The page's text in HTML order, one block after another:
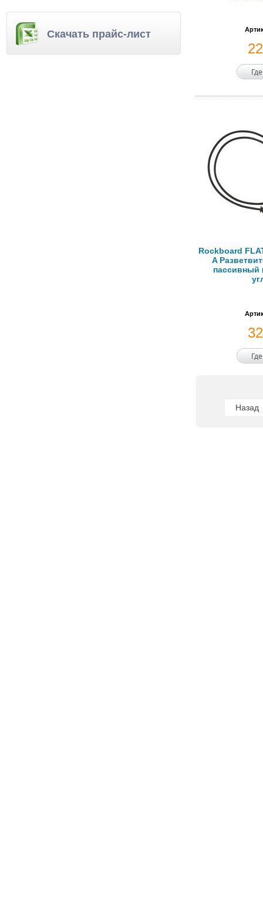
Скачать прайс-лист
Rockboard
A
пассивный
Назад